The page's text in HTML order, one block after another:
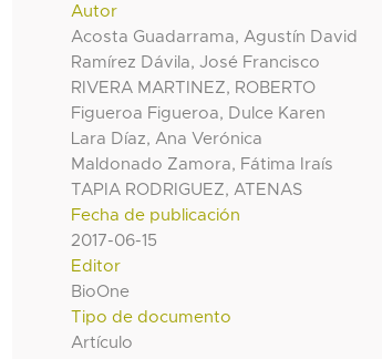
Autor
Acosta Guadarrama, Agustín David
Ramírez Dávila, José Francisco
RIVERA MARTINEZ, ROBERTO
Figueroa Figueroa, Dulce Karen
Lara Díaz, Ana Verónica
Maldonado Zamora, Fátima Iraís
TAPIA RODRIGUEZ, ATENAS
Fecha de publicación
2017-06-15
Editor
BioOne
Tipo de documento
Artículo